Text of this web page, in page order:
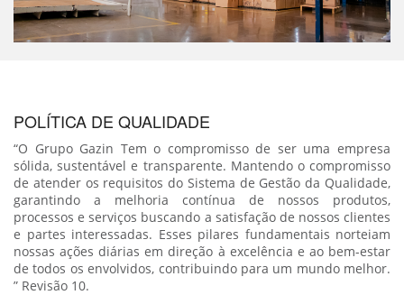
POLÍTICA DE QUALIDADE
“O Grupo Gazin Tem o compromisso de ser uma empresa
sólida, sustentável e transparente. Mantendo o compromisso
de atender os requisitos do Sistema de Gestão da Qualidade,
garantindo a melhoria contínua de nossos produtos,
processos e serviços buscando a satisfação de nossos clientes
e partes interessadas. Esses pilares fundamentais norteiam
nossas ações diárias em direção à excelência e ao bem-estar
de todos os envolvidos, contribuindo para um mundo melhor.
” Revisão 10.